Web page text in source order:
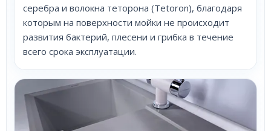
серебра и волокна теторона (Tetoron), благодаря
которым на поверхности мойки не происходит
развития бактерий, плесени и грибка в течение
всего срока эксплуатации.